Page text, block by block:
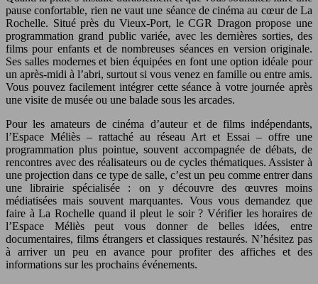
pause confortable, rien ne vaut une séance de cinéma au cœur de La
Rochelle. Situé près du Vieux-Port, le CGR Dragon propose une
programmation grand public variée, avec les dernières sorties, des
films pour enfants et de nombreuses séances en version originale.
Ses salles modernes et bien équipées en font une option idéale pour
un après-midi à l’abri, surtout si vous venez en famille ou entre amis.
Vous pouvez facilement intégrer cette séance à votre journée après
une visite de musée ou une balade sous les arcades.
Pour les amateurs de cinéma d’auteur et de films indépendants,
l’Espace Méliès – rattaché au réseau Art et Essai – offre une
programmation plus pointue, souvent accompagnée de débats, de
rencontres avec des réalisateurs ou de cycles thématiques. Assister à
une projection dans ce type de salle, c’est un peu comme entrer dans
une librairie spécialisée : on y découvre des œuvres moins
médiatisées mais souvent marquantes. Vous vous demandez que
faire à La Rochelle quand il pleut le soir ? Vérifier les horaires de
l’Espace Méliès peut vous donner de belles idées, entre
documentaires, films étrangers et classiques restaurés. N’hésitez pas
à arriver un peu en avance pour profiter des affiches et des
informations sur les prochains événements.